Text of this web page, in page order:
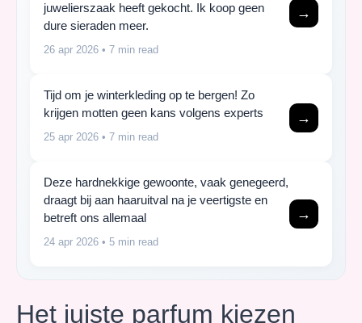
juwelierszaak heeft gekocht. Ik koop geen
dure sieraden meer.
26 apr 2026 • 7 min read
→
Tijd om je winterkleding op te bergen! Zo
krijgen motten geen kans volgens experts
25 apr 2026 • 7 min read
→
Deze hardnekkige gewoonte, vaak genegeerd,
draagt bij aan haaruitval na je veertigste en
betreft ons allemaal
24 apr 2026 • 5 min read
→
Het juiste parfum kiezen